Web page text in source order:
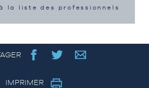
la liste des professionnels
IMPRIMER